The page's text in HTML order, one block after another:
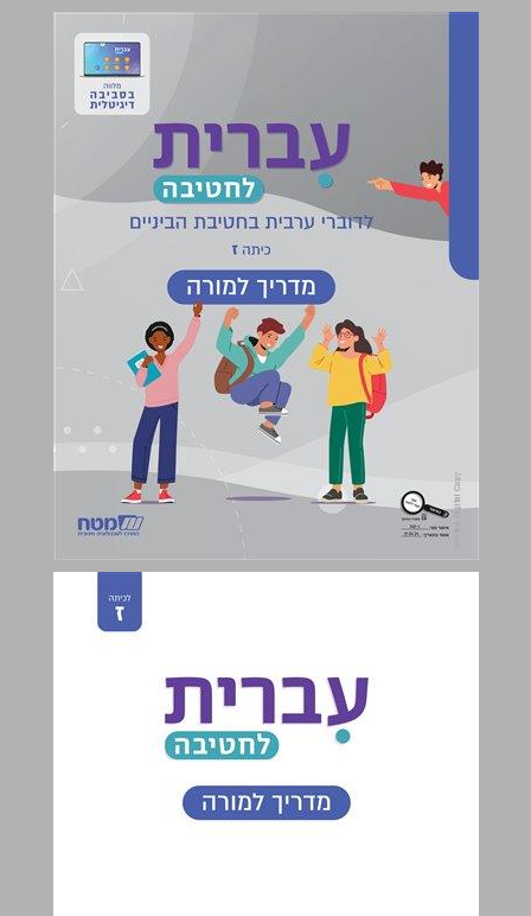
עברית לחטיבה ז - מדריך למורה ... 0